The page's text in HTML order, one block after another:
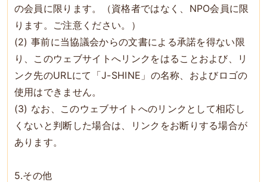
の会員に限ります。（資格者ではなく、NPO会員に限
ります。ご注意ください。）
(2) 事前に当協議会からの文書による承諾を得ない限
り、このウェブサイトへリンクをはることおよび、リ
ンク先のURLにて「J-SHINE」の名称、およびロゴの
使用はできません。
(3) なお、このウェブサイトへのリンクとして相応し
くないと判断した場合は、リンクをお断りする場合が
あります。
5.その他